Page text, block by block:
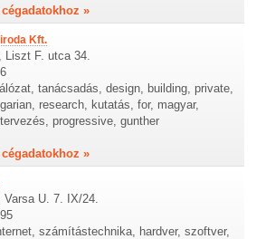
»
Kft.
Liszt F. utca 34.
tanácsadás, design, building, private,
research, kutatás, for, magyar,
progressive, gunther
»
Varsa U. 7. IX/24.
számítástechnika, hardver, szoftver,